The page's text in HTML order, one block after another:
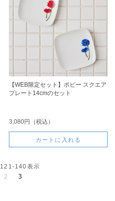
【WEB限定セット】ポピー スクエア
プレート14cmのセット
3,080円（税込）
カートに入れる
121-140表示
2 3